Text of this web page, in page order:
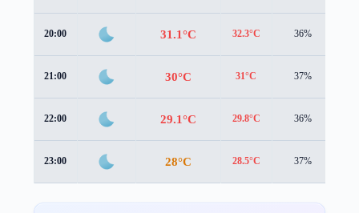
20:00 31.1°C 32.3°C 36%
21:00 30°C 31°C 37%
22:00 29.1°C 29.8°C 36%
23:00 28°C 28.5°C 37%